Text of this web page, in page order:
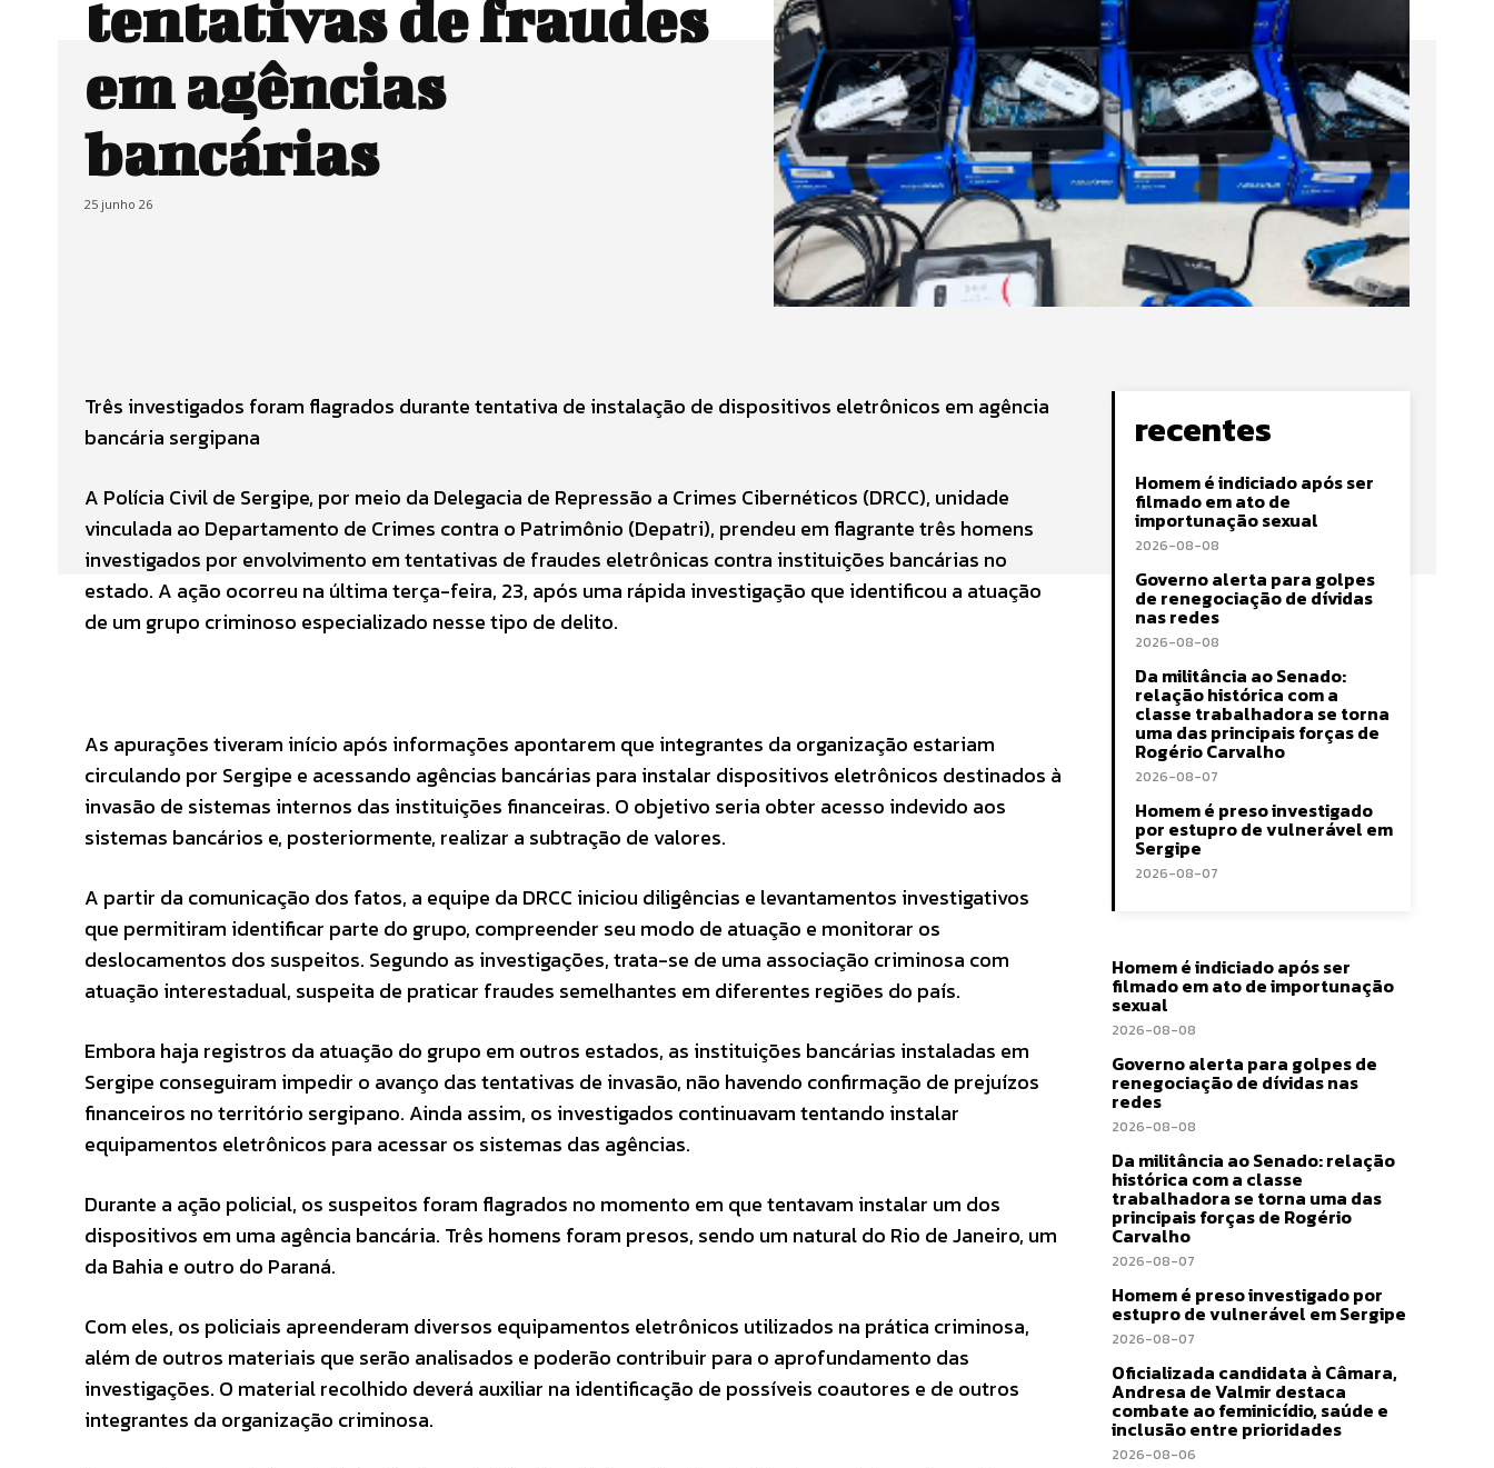
tentativas de fraudes
em agências
bancárias
25 junho 26
Três investigados foram flagrados durante tentativa de instalação de dispositivos eletrônicos em agência
bancária sergipana
A Polícia Civil de Sergipe, por meio da Delegacia de Repressão a Crimes Cibernéticos (DRCC), unidade
vinculada ao Departamento de Crimes contra o Patrimônio (Depatri), prendeu em flagrante três homens
investigados por envolvimento em tentativas de fraudes eletrônicas contra instituições bancárias no
estado. A ação ocorreu na última terça-feira, 23, após uma rápida investigação que identificou a atuação
de um grupo criminoso especializado nesse tipo de delito.
As apurações tiveram início após informações apontarem que integrantes da organização estariam
circulando por Sergipe e acessando agências bancárias para instalar dispositivos eletrônicos destinados à
invasão de sistemas internos das instituições financeiras. O objetivo seria obter acesso indevido aos
sistemas bancários e, posteriormente, realizar a subtração de valores.
A partir da comunicação dos fatos, a equipe da DRCC iniciou diligências e levantamentos investigativos
que permitiram identificar parte do grupo, compreender seu modo de atuação e monitorar os
deslocamentos dos suspeitos. Segundo as investigações, trata-se de uma associação criminosa com
atuação interestadual, suspeita de praticar fraudes semelhantes em diferentes regiões do país.
Embora haja registros da atuação do grupo em outros estados, as instituições bancárias instaladas em
Sergipe conseguiram impedir o avanço das tentativas de invasão, não havendo confirmação de prejuízos
financeiros no território sergipano. Ainda assim, os investigados continuavam tentando instalar
equipamentos eletrônicos para acessar os sistemas das agências.
Durante a ação policial, os suspeitos foram flagrados no momento em que tentavam instalar um dos
dispositivos em uma agência bancária. Três homens foram presos, sendo um natural do Rio de Janeiro, um
da Bahia e outro do Paraná.
Com eles, os policiais apreenderam diversos equipamentos eletrônicos utilizados na prática criminosa,
além de outros materiais que serão analisados e poderão contribuir para o aprofundamento das
investigações. O material recolhido deverá auxiliar na identificação de possíveis coautores e de outros
integrantes da organização criminosa.
recentes
Homem é indiciado após ser
filmado em ato de
importunação sexual
2026-08-08
Governo alerta para golpes
de renegociação de dívidas
nas redes
2026-08-08
Da militância ao Senado:
relação histórica com a
classe trabalhadora se torna
uma das principais forças de
Rogério Carvalho
2026-08-07
Homem é preso investigado
por estupro de vulnerável em
Sergipe
2026-08-07
Homem é indiciado após ser
filmado em ato de importunação
sexual
2026-08-08
Governo alerta para golpes de
renegociação de dívidas nas
redes
2026-08-08
Da militância ao Senado: relação
histórica com a classe
trabalhadora se torna uma das
principais forças de Rogério
Carvalho
2026-08-07
Homem é preso investigado por
estupro de vulnerável em Sergipe
2026-08-07
Oficializada candidata à Câmara,
Andresa de Valmir destaca
combate ao feminicídio, saúde e
inclusão entre prioridades
2026-08-06